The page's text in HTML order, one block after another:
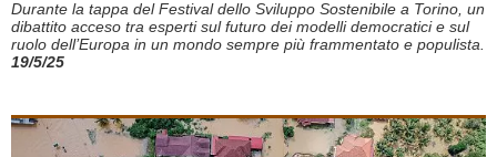
Durante la tappa del Festival dello Sviluppo Sostenibile a Torino, un
dibattito acceso tra esperti sul futuro dei modelli democratici e sul
ruolo dell’Europa in un mondo sempre più frammentato e populista.
19/5/25